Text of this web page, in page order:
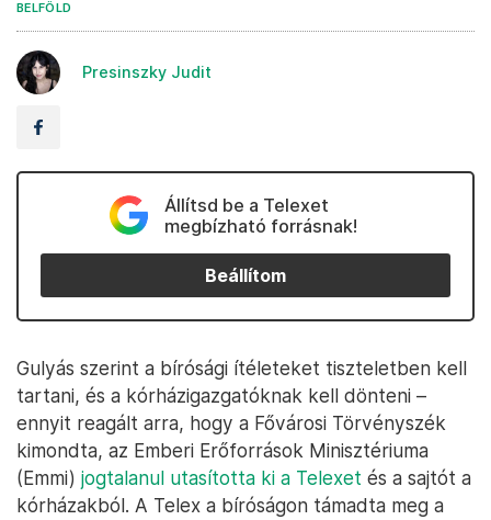
BELFÖLD
Presinszky Judit
Állítsd be a Telexet
megbízható forrásnak!
Beállítom
Gulyás szerint a bírósági ítéleteket tiszteletben kell
tartani, és a kórházigazgatóknak kell dönteni –
ennyit reagált arra, hogy a Fővárosi Törvényszék
kimondta, az Emberi Erőforrások Minisztériuma
(Emmi) jogtalanul utasította ki a Telexet és a sajtót a
kórházakból. A Telex a bíróságon támadta meg a